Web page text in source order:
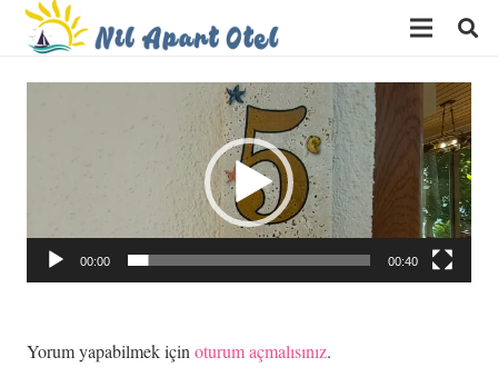
00:00 00:40
Yorum yapabilmek için oturum açmalısınız.